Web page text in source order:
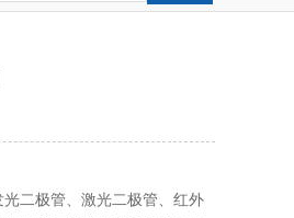
二极管、激光二极管、红外